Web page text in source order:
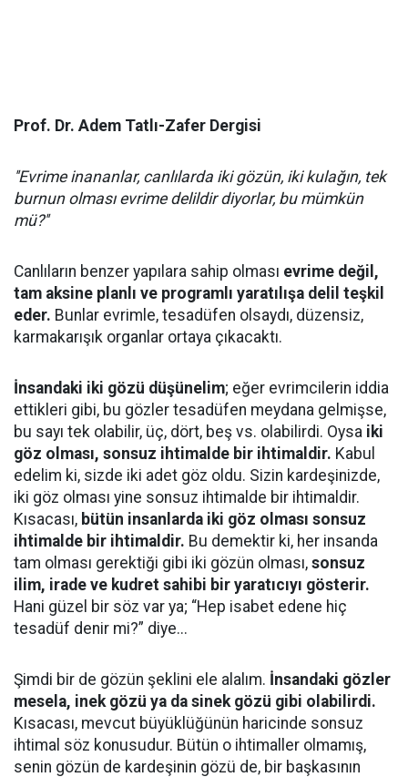
Prof. Dr. Adem Tatlı-Zafer Dergisi
''Evrime inananlar, canlılarda iki gözün, iki kulağın, tek
burnun olması evrime delildir diyorlar, bu mümkün
mü?''
Canlıların benzer yapılara sahip olması evrime değil,
tam aksine planlı ve programlı yaratılışa delil teşkil
eder. Bunlar evrimle, tesadüfen olsaydı, düzensiz,
karmakarışık organlar ortaya çıkacaktı.
İnsandaki iki gözü düşünelim; eğer evrimcilerin iddia
ettikleri gibi, bu gözler tesadüfen meydana gelmişse,
bu sayı tek olabilir, üç, dört, beş vs. olabilirdi. Oysa iki
göz olması, sonsuz ihtimalde bir ihtimaldir. Kabul
edelim ki, sizde iki adet göz oldu. Sizin kardeşinizde,
iki göz olması yine sonsuz ihtimalde bir ihtimaldir.
Kısacası, bütün insanlarda iki göz olması sonsuz
ihtimalde bir ihtimaldir. Bu demektir ki, her insanda
tam olması gerektiği gibi iki gözün olması, sonsuz
ilim, irade ve kudret sahibi bir yaratıcıyı gösterir.
Hani güzel bir söz var ya; “Hep isabet edene hiç
tesadüf denir mi?” diye...
Şimdi bir de gözün şeklini ele alalım. İnsandaki gözler
mesela, inek gözü ya da sinek gözü gibi olabilirdi.
Kısacası, mevcut büyüklüğünün haricinde sonsuz
ihtimal söz konusudur. Bütün o ihtimaller olmamış,
senin gözün de kardeşinin gözü de, bir başkasının